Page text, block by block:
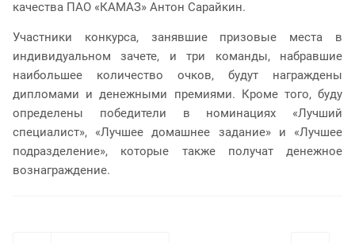
качества ПАО «КАМАЗ» Антон Сарайкин.
Участники конкурса, занявшие призовые места в
индивидуальном зачете, и три команды, набравшие
наибольшее количество очков, будут награждены
дипломами и денежными премиями. Кроме того, буду
определены победители в номинациях «Лучший
специалист», «Лучшее домашнее задание» и «Лучшее
подразделение», которые также получат денежное
вознаграждение.